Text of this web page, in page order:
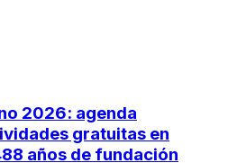
2026: agenda
gratuitas en
años de fundación